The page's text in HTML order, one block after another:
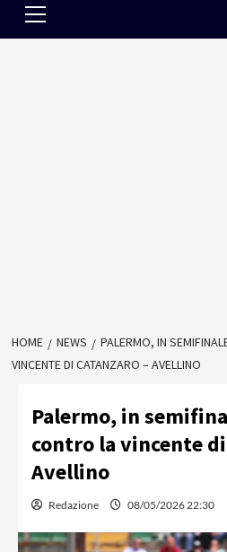
Menu
HOME NEWS
PALERMO, IN
VINCENTE DI CATANZARO – AVELLINO
Palermo, in
contro la vincente
Avellino
Redazione 08/05/2026 22:30